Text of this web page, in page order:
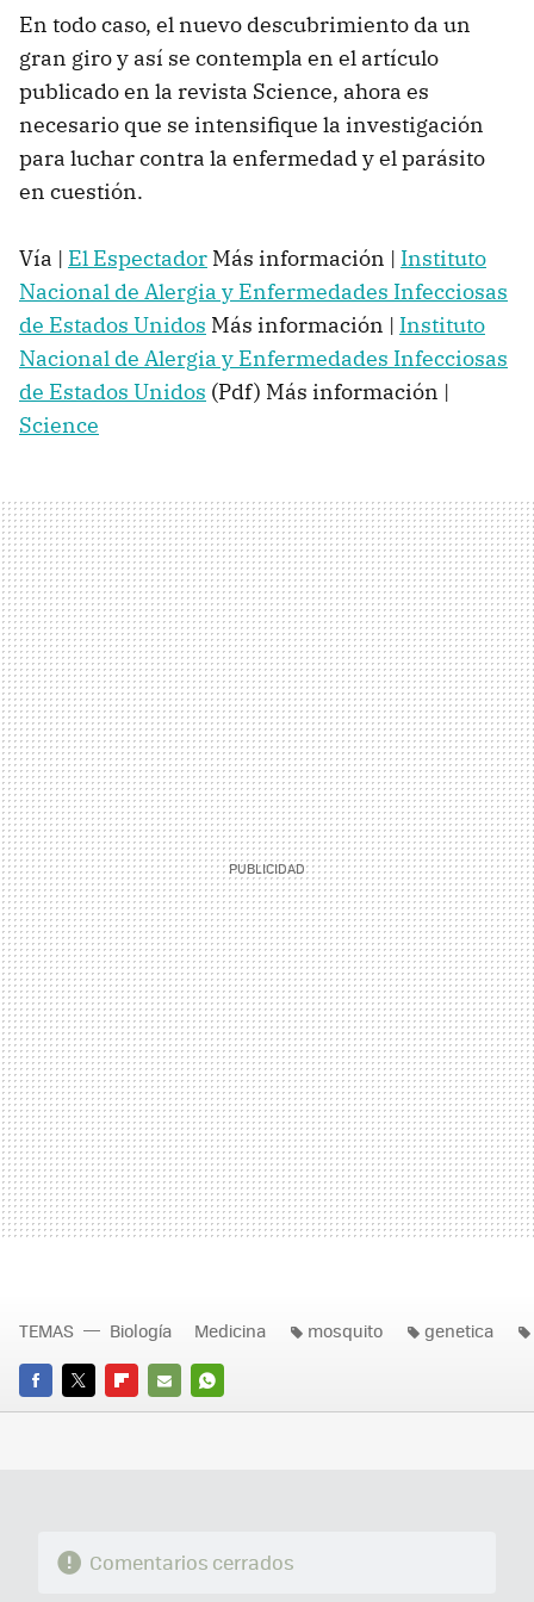
En todo caso, el nuevo descubrimiento da un
gran giro y así se contempla en el artículo
publicado en la revista Science, ahora es
necesario que se intensifique la investigación
para luchar contra la enfermedad y el parásito
en cuestión.
Vía | El Espectador Más información | Instituto
Nacional de Alergia y Enfermedades Infecciosas
de Estados Unidos Más información | Instituto
Nacional de Alergia y Enfermedades Infecciosas
de Estados Unidos (Pdf) Más información |
Science
FACEBOOK
TWITTERFLIPBOARD
E-
WHATSAPP
TEMAS Biología Medicina mosquito genetica
Comentarios cerrados